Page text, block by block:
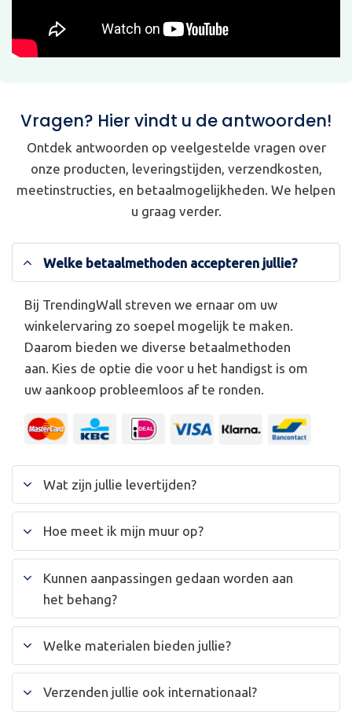
Vragen? Hier vindt u de antwoorden!
Ontdek antwoorden op veelgestelde vragen over
onze producten, leveringstijden, verzendkosten,
meetinstructies, en betaalmogelijkheden. We helpen
u graag verder.
Welke betaalmethoden accepteren jullie?
Bij TrendingWall streven we ernaar om uw
winkelervaring zo soepel mogelijk te maken.
Daarom bieden we diverse betaalmethoden
aan. Kies de optie die voor u het handigst is om
uw aankoop probleemloos af te ronden.
Wat zijn jullie levertijden?
Hoe meet ik mijn muur op?
Kunnen aanpassingen gedaan worden aan
het behang?
Welke materialen bieden jullie?
Verzenden jullie ook internationaal?